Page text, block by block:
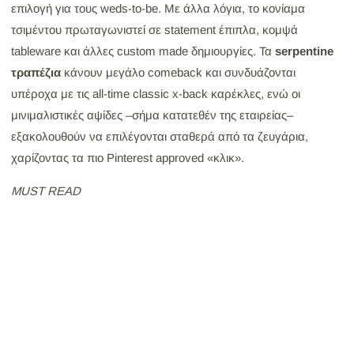
επιλογή για τους weds-to-be. Με άλλα λόγια, το κονίαμα
τσιμέντου πρωταγωνιστεί σε statement έπιπλα, κομψά
tableware και άλλες custom made δημιουργίες. Τα serpentine
τραπέζια κάνουν μεγάλο comeback και συνδυάζονται
υπέροχα με τις all-time classic x-back καρέκλες, ενώ οι
μινιμαλιστικές αψίδες –σήμα κατατεθέν της εταιρείας–
εξακολουθούν να επιλέγονται σταθερά από τα ζευγάρια,
χαρίζοντας τα πιο Pinterest approved «κλικ».
MUST READ